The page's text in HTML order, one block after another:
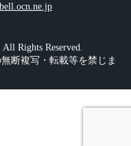
Rights Reserved.
断複写・転載等を禁じま